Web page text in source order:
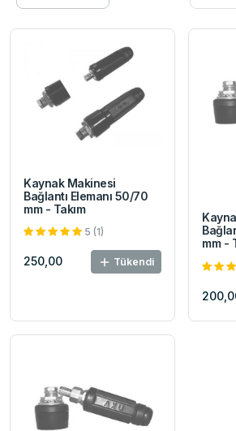
Kaynak Makinesi
Bağlantı Elemanı 50/70
mm - Takım
5 (1)
250,00 Tükendi
mm -